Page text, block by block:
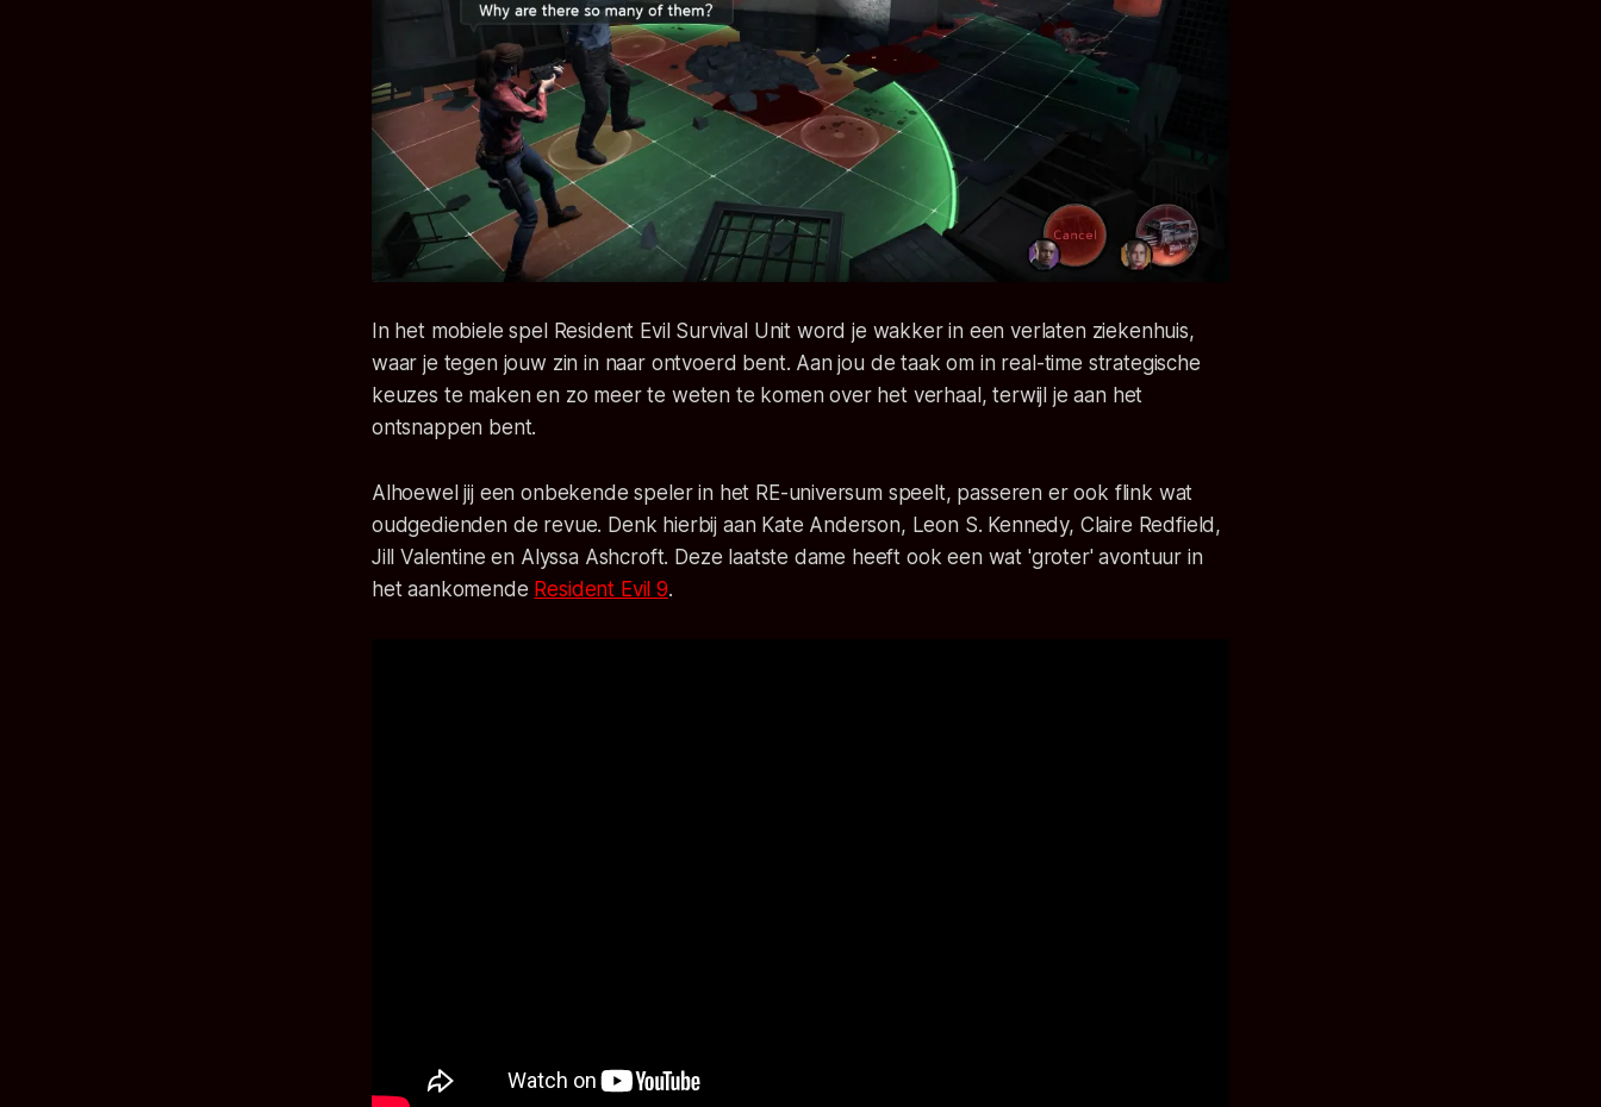
In het mobiele spel Resident Evil Survival Unit word je wakker in een verlaten ziekenhuis,
waar je tegen jouw zin in naar ontvoerd bent. Aan jou de taak om in real-time strategische
keuzes te maken en zo meer te weten te komen over het verhaal, terwijl je aan het
ontsnappen bent.
Alhoewel jij een onbekende speler in het RE-universum speelt, passeren er ook flink wat
oudgedienden de revue. Denk hierbij aan Kate Anderson, Leon S. Kennedy, Claire Redfield,
Jill Valentine en Alyssa Ashcroft. Deze laatste dame heeft ook een wat 'groter' avontuur in
het aankomende Resident Evil 9.